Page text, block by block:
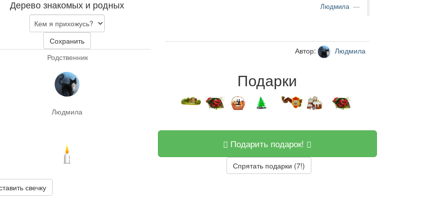
Дерево знакомых и родных
Сохранить
Родственник
Людмила
свечку
Людмила
Автор: Людмила
Подарки
Подарить подарок!
Спрятать подарки (7!)